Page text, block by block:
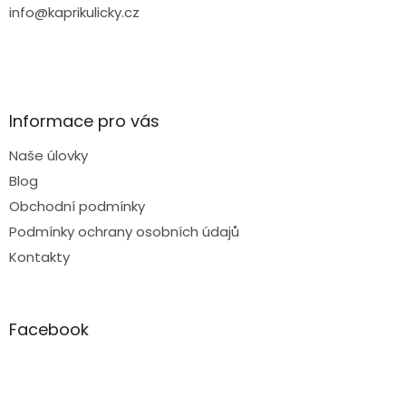
info@kaprikulicky.cz
Informace pro vás
Naše úlovky
Blog
Obchodní podmínky
Podmínky ochrany osobních údajů
Kontakty
Facebook